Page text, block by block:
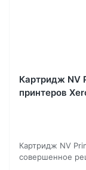
Картридж NV
принтеров
Картридж NV
совершенное